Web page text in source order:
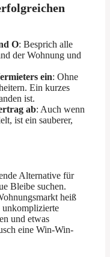
O: Besprich alle
der Wohnung und
ein: Ohne
Ein kurzes
ist.
ab: Auch wenn
ist ein sauberer,
Alternative für
Bleibe suchen.
heiß
unkomplizierte
und etwas
eine Win-Win-